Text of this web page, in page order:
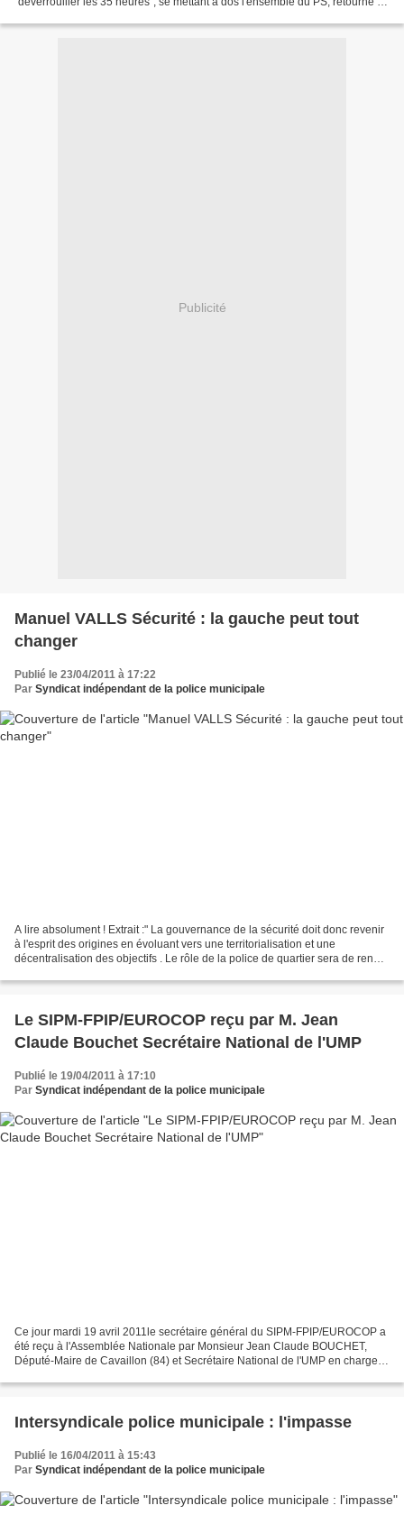
Publicité
Manuel VALLS Sécurité : la gauche peut tout
changer
Publié le 23/04/2011 à 17:22
Par Syndicat indépendant de la police municipale
A lire absolument ! Extrait :" La gouvernance de la sécurité doit donc revenir
à l'esprit des origines en évoluant vers une territorialisation et une
décentralisation des objectifs . Le rôle de la police de quartier sera de rendre
Le SIPM-FPIP/EUROCOP reçu par M. Jean
Claude Bouchet Secrétaire National de l'UMP
Publié le 19/04/2011 à 17:10
Par Syndicat indépendant de la police municipale
Ce jour mardi 19 avril 2011le secrétaire général du SIPM-FPIP/EUROCOP a
été reçu à l'Assemblée Nationale par Monsieur Jean Claude BOUCHET,
Député-Maire de Cavaillon (84) et Secrétaire National de l'UMP en charge
Intersyndicale police municipale : l'impasse
Publié le 16/04/2011 à 15:43
Par Syndicat indépendant de la police municipale